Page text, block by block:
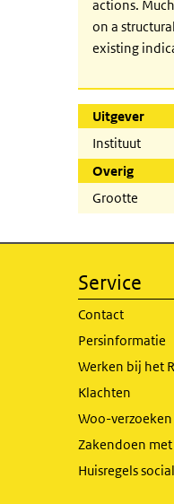
actions.
on a
existing
Uitgever
Instituut
Overig
Grootte
Service
Contact
Persinformatie
Werken bij het
Klachten
Woo-
Zakendoen met
Huisregels